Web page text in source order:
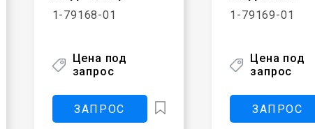
1-79168-01
Цена под
запрос
ЗАПРОС
1-79169-01
Цена под
запрос
ЗАПРОС